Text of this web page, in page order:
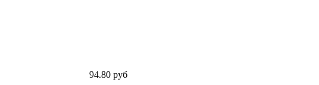
94.80 руб